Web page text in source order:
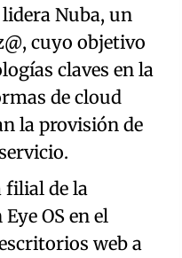
Nuba, un
cuyo objetivo
claves en la
de cloud
la provisión de
filial de la
OS en el
web a